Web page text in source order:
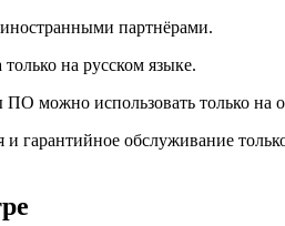
партнёрами.
на русском языке.
можно использовать только на
гарантийное обслуживание